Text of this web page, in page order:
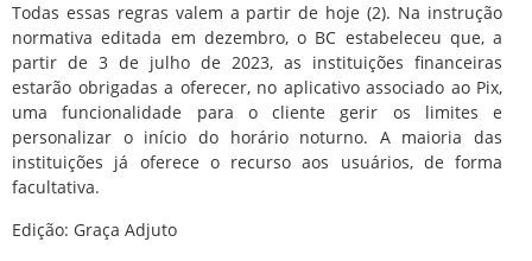
Todas essas regras valem a partir de hoje (2). Na instrução
normativa editada em dezembro, o BC estabeleceu que, a
partir de 3 de julho de 2023, as instituições financeiras
estarão obrigadas a oferecer, no aplicativo associado ao Pix,
uma funcionalidade para o cliente gerir os limites e
personalizar o início do horário noturno. A maioria das
instituições já oferece o recurso aos usuários, de forma
facultativa.
Edição: Graça Adjuto